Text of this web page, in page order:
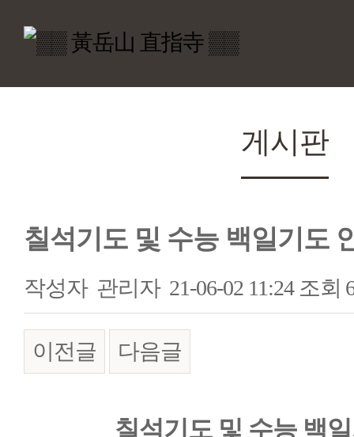
게시판
칠석기도 및 수능 백일기도
작성자 관리자 21-06-02 11:24조회
이전글 다음글
칠석기도 및 수능 백